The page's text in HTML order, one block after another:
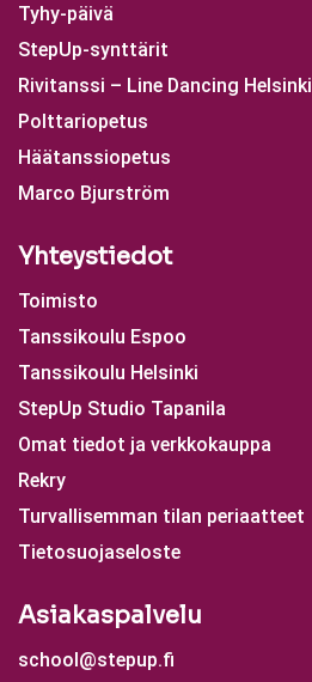
Tyhy-päivä
StepUp-synttärit
Rivitanssi – Line Dancing Helsinki
Polttariopetus
Häätanssiopetus
Marco Bjurström
Yhteystiedot
Toimisto
Tanssikoulu Espoo
Tanssikoulu Helsinki
StepUp Studio Tapanila
Omat tiedot ja verkkokauppa
Rekry
Turvallisemman tilan periaatteet
Tietosuojaseloste
Asiakaspalvelu
school@stepup.fi